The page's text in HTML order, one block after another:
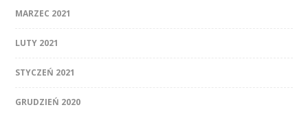
MARZEC 2021
LUTY 2021
STYCZEŃ 2021
GRUDZIEŃ 2020